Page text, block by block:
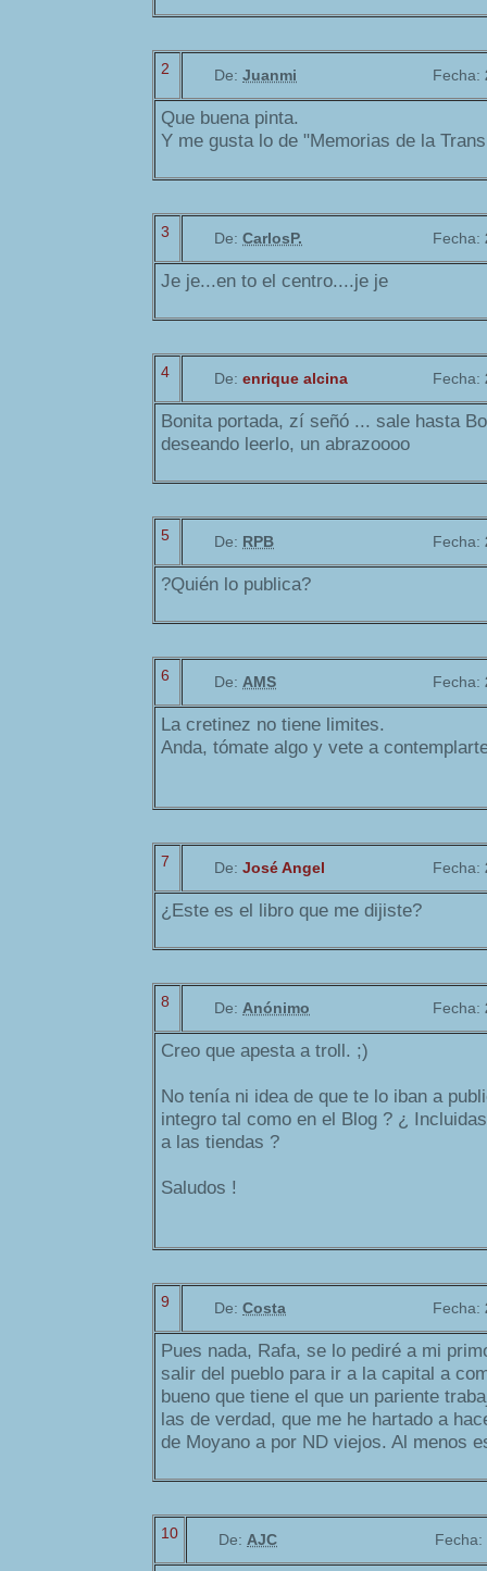
2 De: Juanmi Fecha:
Que buena pinta.
Y me gusta lo de "Memorias de la
3 De: CarlosP. Fecha:
Je je...en to el centro....je je
4 De: enrique alcina Fecha:
Bonita portada, zí señó ... sale hasta
deseando leerlo, un abrazoooo
5 De: RPB Fecha:
?Quién lo publica?
6 De: AMS Fecha:
La cretinez no tiene limites.
Anda, tómate algo y vete a
7 De: José Angel Fecha:
¿Este es el libro que me dijiste?
8 De: Anónimo Fecha:
Creo que apesta a troll. ;)
No tenía ni idea de que te lo iban a
integro tal como en el Blog ? ¿
a las tiendas ?
Saludos !
9 De: Costa Fecha:
Pues nada, Rafa, se lo pediré a mi
salir del pueblo para ir a la capital a
bueno que tiene el que un pariente
las de verdad, que me he hartado a
de Moyano a por ND viejos. Al menos
10 De: AJC Fecha: